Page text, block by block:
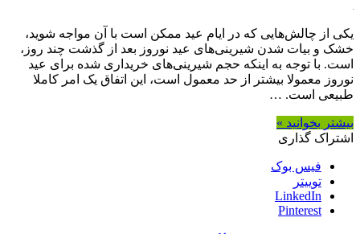
یکی از چالش‌هایی که در ایام عید ممکن است با آن مواجه شوید،
خشک و بیات شدن شیرینی‌های عید نوروز بعد از گذشت چند روز،
است. با توجه به اینکه حجم شیرینی‌های خریداری شده برای عید
نوروز معمولا بیشتر از حد معمول است، این اتفاق یک امر کاملا
طبیعی است. …
بیشتر بخوانید »
اشتراک گذاری
فیس بوک
توییتر
LinkedIn
Pinterest